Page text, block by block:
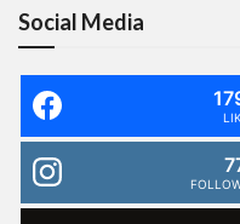
Social Media